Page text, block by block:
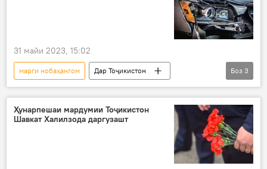
31 майи 2023, 15:02
марги нобаҳангом
Дар Тоҷикистон
садама
рухсат
ҳалокат
хурдсол
Боз 3
Ҳунарпешаи мардумии Тоҷикистон
Шавкат Халилзода даргузашт